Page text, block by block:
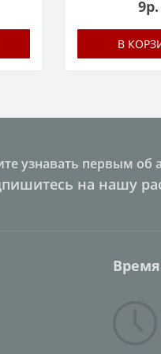
9р.
В
узнавать первым об
на нашу